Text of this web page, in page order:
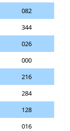
082
344
026
000
216
284
128
016